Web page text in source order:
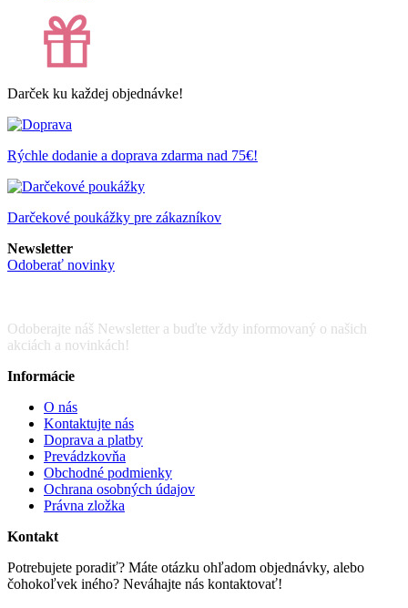
Darček ku každej objednávke!
Rýchle dodanie a doprava zdarma nad 75€!
Darčekové poukážky pre zákazníkov
Newsletter
Odoberať novinky
Odoberajte náš Newsletter a buďte vždy informovaný o našich
akciách a novinkách!
Informácie
O nás
Kontaktujte nás
Doprava a platby
Prevádzkovňa
Obchodné podmienky
Ochrana osobných údajov
Právna zložka
Kontakt
Potrebujete poradiť? Máte otázku ohľadom objednávky, alebo
čohokoľvek iného? Neváhajte nás kontaktovať!